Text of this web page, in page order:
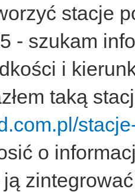
stacje
- szukam
i
taką
o